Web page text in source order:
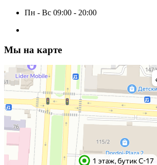
Пн - Вс 09:00 - 20:00
Мы на карте